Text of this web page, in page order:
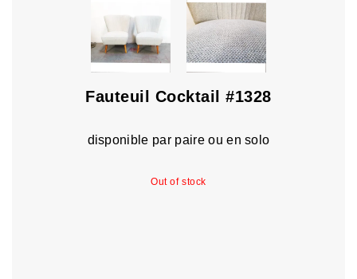
Fauteuil Cocktail #1328
disponible par paire ou en solo
Out of stock